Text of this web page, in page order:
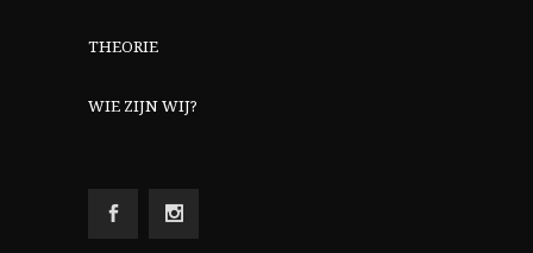
THEORIE
WIE ZIJN WIJ?